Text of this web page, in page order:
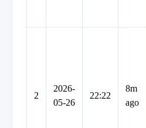
2
2026-
05-26
22:22
8m
ago